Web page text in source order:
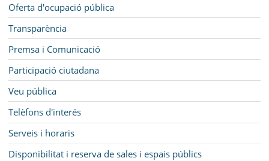
Oferta d'ocupació pública
Transparència
Premsa i Comunicació
Participació ciutadana
Veu pública
Telèfons d'interés
Serveis i horaris
Disponibilitat i reserva de sales i espais públics